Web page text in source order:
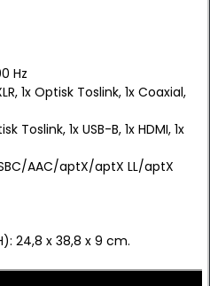
Hz
1x Optisk Toslink, 1x Coaxial,
Toslink, 1x USB-B, 1x HDMI, 1x
AAC/aptX/aptX LL/aptX
24,8 x 38,8 x 9 cm.